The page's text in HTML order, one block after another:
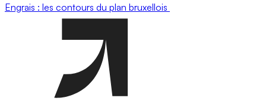
Engrais : les contours du plan bruxellois